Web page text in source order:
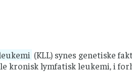
(KLL) synes genetiske
kronisk lymfatisk leukemi, i